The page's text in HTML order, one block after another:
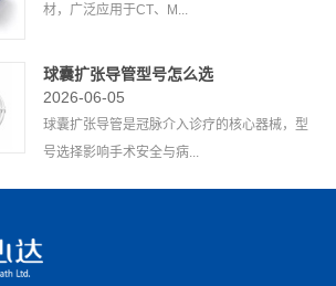
材，广泛应用于CT、M...
球囊扩张导管型号怎么选
2026-06-05
球囊扩张导管是冠脉介入诊疗的核心器械，型
号选择影响手术安全与病...